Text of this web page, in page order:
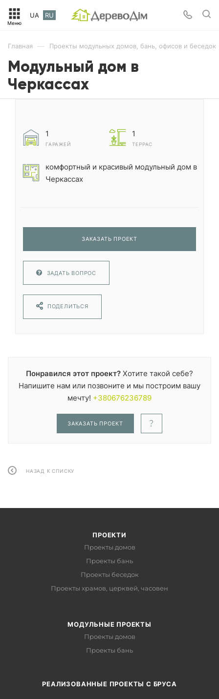
UA RU
Главная — Проекты модульных домов, бань, офисов и беседок
Модульный дом в
Черкассах
1
ГАРАЖЕЙ
1
ТЕРРАС
комфортный и красивый модульный дом в
Черкассах
ЗАКАЗАТЬ ПРОЕКТ
ЗАДАТЬ ВОПРОС
ПОДЕЛИТЬСЯ
Понравился этот проект? Хотите такой себе?
Напишите нам или позвоните и мы построим вашу
мечту! +380676236789
ЗАКАЗАТЬ ПРОЕКТ
НАЗАД К СПИСКУ
ПРОЕКТИ
Проекты домов
Проекты бань
Проекты беседок
Проекты храмов, церквей, часовен
МОДУЛЬНЫЕ ПРОЕКТЫ
Проекты домов
Проекты бань
РЕАЛИЗОВАННЫЕ ПРОЕКТЫ С БРУСА